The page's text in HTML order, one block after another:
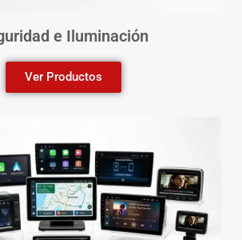
e Iluminación
Ver Productos